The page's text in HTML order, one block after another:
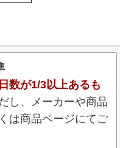
数が1/3以上あるも
し、メーカーや商品
は商品ページにてご